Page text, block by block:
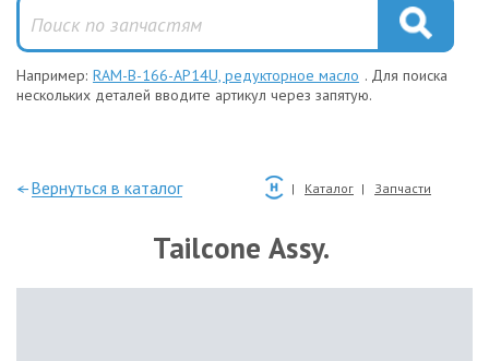
Например: RAM-B-166-AP14U, редукторное масло . Для поиска
нескольких деталей вводите артикул через запятую.
—Вернуться в каталог Каталог Запчасти
Tailcone Assy.